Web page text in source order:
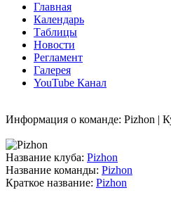
Главная
Календарь
Таблицы
Новости
Регламент
Галерея
YouTube Канал
Информация о команде: Pizhon |
Название клуба: Pizhon
Название команды: Pizhon
Краткое название: Pizhon